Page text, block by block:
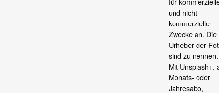
und nicht-
kommerzielle
Zwecke an. Die
Urheber der
sind zu nennen.
Mit Unsplash+,
Monats- oder
Jahresabo,